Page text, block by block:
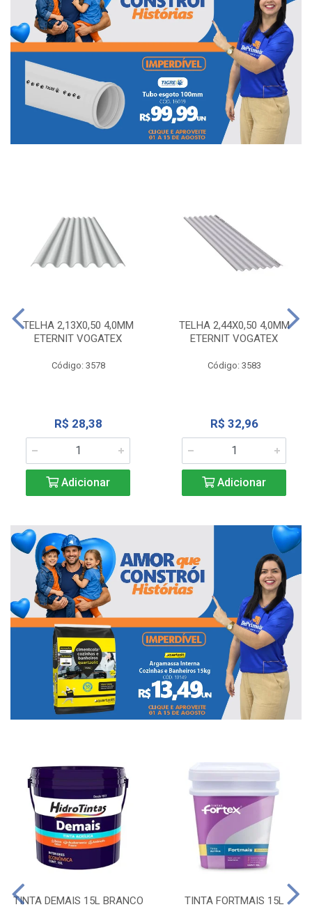
TELHA 2,13X0,50 4,0MM
ETERNIT VOGATEX
Código: 3578
R$ 28,38
Adicionar
TELHA 2,44X0,50 4,0MM
ETERNIT VOGATEX
Código: 3583
R$ 32,96
Adicionar
TINTA DEMAIS 15L BRANCO TINTA FORTMAIS 15L